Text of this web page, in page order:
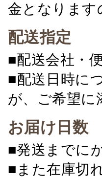
金となります
配送指定
■配送会社・
■配送日時に
が、ご希望に
お届け日数
■発送までに
■また在庫切